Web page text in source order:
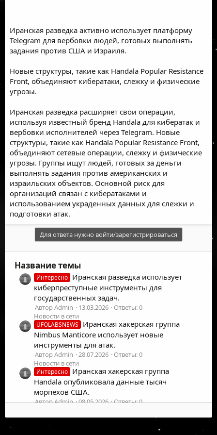
Иранская разведка активно использует платформу
Telegram для вербовки людей, готовых выполнять
задания против США и Израиля.
Новые структуры, такие как Handala Popular Resistance
Front, объединяют кибератаки, слежку и физические
угрозы.
Иранская разведка расширяет свои операции,
используя известный бренд Handala для кибератак и
вербовки исполнителей через Telegram. Новые
структуры, такие как Handala Popular Resistance Front,
объединяют сетевые операции, слежку и физические
угрозы. Группы ищут людей, готовых за деньги
выполнять задания против американских и
израильских объектов. Основной риск для
организаций связан с кибератаками и
использованием украденных данных для слежки и
подготовки атак.
Для ответа нужно войти/зарегистрироваться
Название темы
Интересно Иранская разведка использует
киберпреступные инструменты для
государственных задач.
Автор Admin 13.03.2026
Ответы: 0
Новости в сети
UFOLABSNEWS
Иранская хакерская группа
Nimbus Manticore использует новые
инструменты для атак.
Автор Admin 28.07.2026
Ответы: 0
Новости в сети
Интересно Иранская хакерская группа
Handala опубликовала данные тысяч
морпехов США.
Автор Admin 08.05.2026
Ответы: 0
Интересно Иранская группа Handala угрожает
сотрудникам Lockheed Martin в Израиле.
UFOLabs. Все права защищены.